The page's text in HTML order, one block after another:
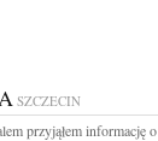
SZCZECIN
przyjąłem informację o